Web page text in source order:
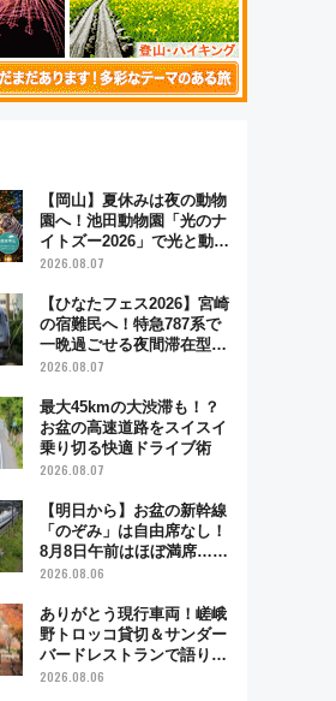
【岡山】夏休みは夜の動物
園へ！池田動物園「光のナ
イトズー2026」で光と動物
が彩る特別な夜
2026.08.07
【ひなたフェス2026】宮崎
の宿難民へ！特急787系で
一晩過ごせる夜間滞在型イ
ベント「スワローおひさ
2026.08.07
最大45kmの大渋滞も！？
お盆の高速道路をスイスイ
乗り切る快適ドライブ術
2026.08.07
【明日から】お盆の新幹線
「のぞみ」は自由席なし！
8月8日午前はほぼ満席…で
も数時間ズラせば空きが見
「空席」探しのコツ
2026.08.06
ありがとう現行車両！嵯峨
野トロッコ貸切＆サンダー
バードレストランで語り合
う秋の京都 斉藤雪乃＆福
2026.08.06